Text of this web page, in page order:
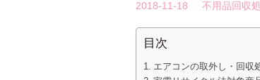
2018-11-18 不用品回収
目次
エアコンの取外し・回収